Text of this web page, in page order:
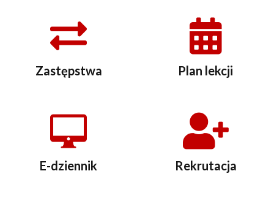
Zastępstwa Plan lekcji
E-dziennik Rekrutacja